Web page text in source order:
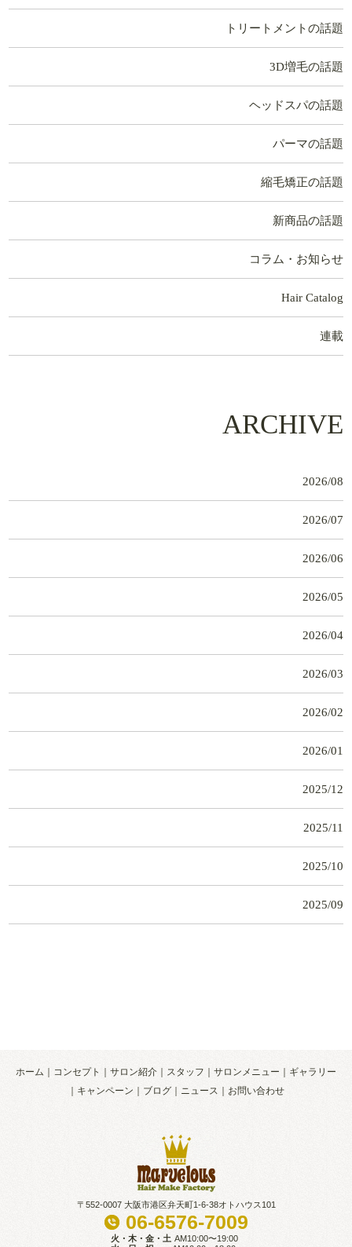
トリートメントの話題
3D増毛の話題
ヘッドスパの話題
パーマの話題
縮毛矯正の話題
新商品の話題
コラム・お知らせ
Hair Catalog
連載
ARCHIVE
2026/08
2026/07
2026/06
2026/05
2026/04
2026/03
2026/02
2026/01
2025/12
2025/11
2025/10
2025/09
ホーム コンセプト サロン紹介 スタッフ サロンメニュー
ギャラリー
キャンペーン
ブログ ニュース お問い合わせ
〒552-0007 大阪市港区弁天町1-6-38オトハウス101
06-6576-7009
火・木・金・土 AM10:00〜19:00